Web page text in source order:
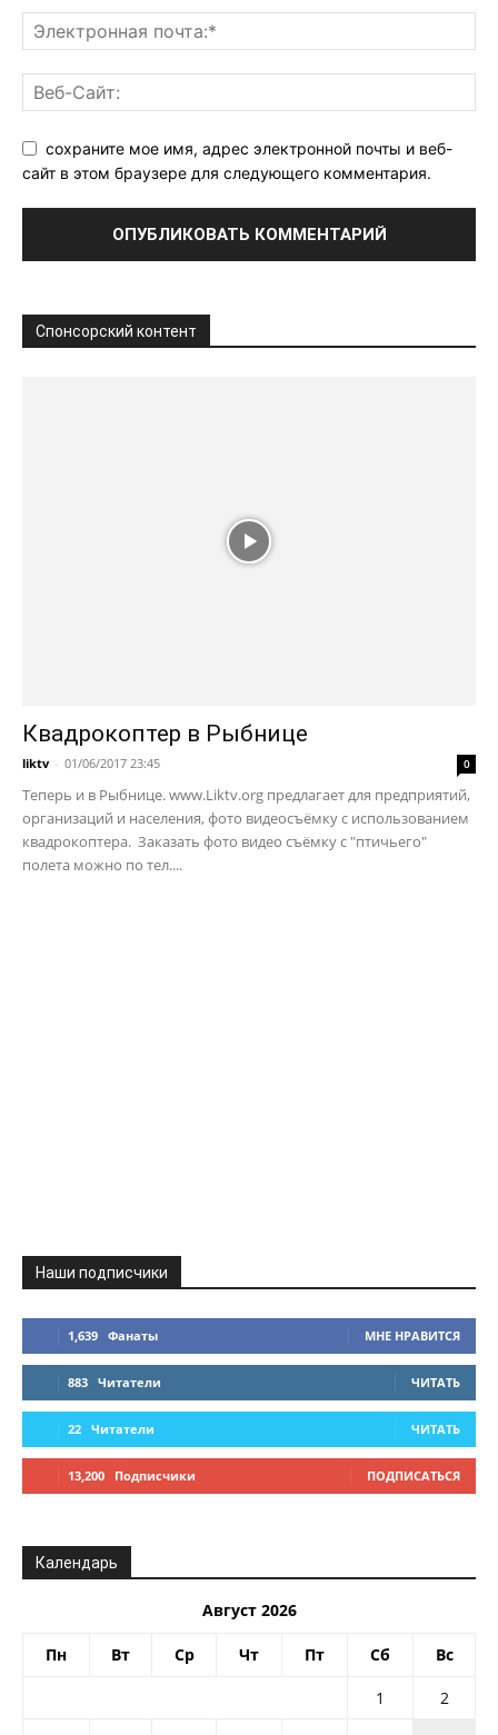
сохраните мое имя, адрес электронной почты и веб-
сайт в этом браузере для следующего комментария.
Спонсорский контент
Квадрокоптер в Рыбнице
liktv - 01/06/2017 23:45 0
Теперь и в Рыбнице. www.Liktv.org предлагает для предприятий,
организаций и населения, фото видеосъёмку с использованием
квадрокоптера. Заказать фото видео съёмку с "птичьего"
полета можно по тел....
Наши подписчики
1,639 Фанаты МНЕ НРАВИТСЯ
883 Читатели ЧИТАТЬ
22 Читатели ЧИТАТЬ
13,200 Подписчики ПОДПИСАТЬСЯ
Календарь
Август 2026
Пн Вт Ср Чт Пт Сб Вс
1
2